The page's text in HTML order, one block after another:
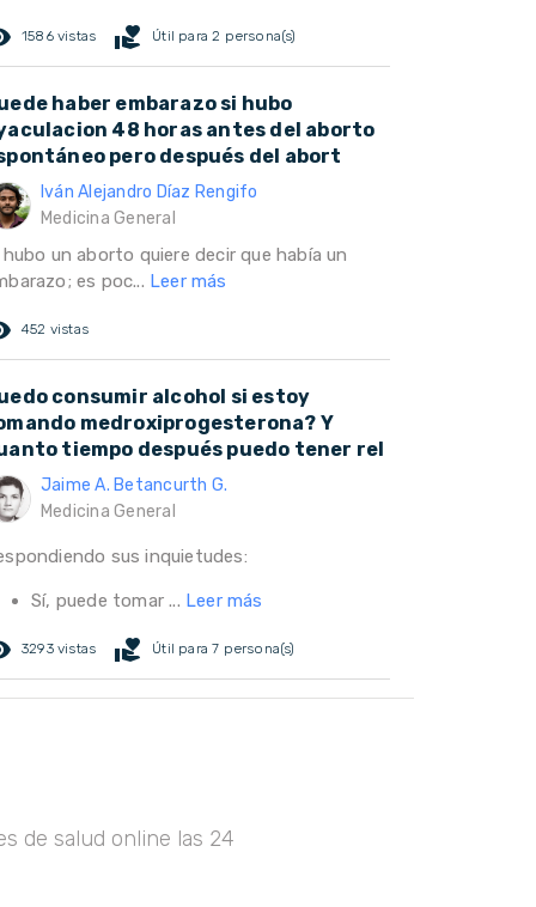
1586 vistas volunteer_activism Útil para 2 persona(s)
haber embarazo si hubo
48 horas antes del aborto
pero después del abort
Iván Alejandro Díaz Rengifo
Medicina General
hubo un aborto quiere decir que había un
es poc... Leer más
452 vistas
consumir alcohol si estoy
medroxiprogesterona? Y
tiempo después puedo tener rel
Jaime A. Betancurth G.
Medicina General
sus inquietudes:
Sí, puede tomar ... Leer más
3293 vistas volunteer_activism Útil para 7 persona(s)
de salud online las 24